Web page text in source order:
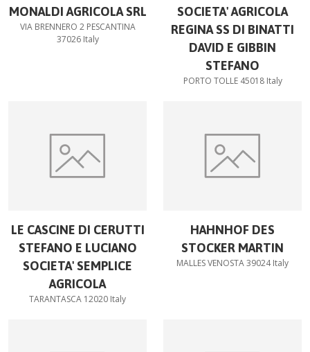
MONALDI AGRICOLA SRL
VIA BRENNERO 2 PESCANTINA
37026 Italy
SOCIETA' AGRICOLA
REGINA SS DI BINATTI
DAVID E GIBBIN
STEFANO
PORTO TOLLE 45018 Italy
LE CASCINE DI CERUTTI
STEFANO E LUCIANO
SOCIETA' SEMPLICE
AGRICOLA
TARANTASCA 12020 Italy
HAHNHOF DES
STOCKER MARTIN
MALLES VENOSTA 39024 Italy